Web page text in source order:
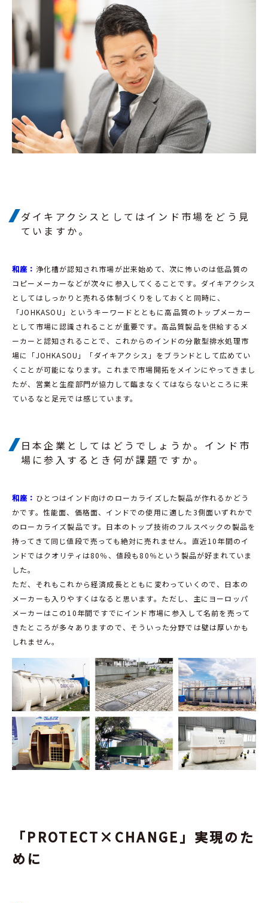
ダイキアクシスとしてはインド市場をどう見
ていますか。
和座： 浄化槽が認知され市場が出来始めて、次に怖いのは低品質の
コピーメーカーなどが次々に参入してくることです。ダイキアクシス
としてはしっかりと売れる体制づくりをしておくと同時に、
「JOHKASOU」というキーワードとともに高品質のトップメーカー
として市場に認識されることが重要です。高品質製品を供給するメ
ーカーと認知されることで、これからのインドの分散型排水処理市
場に「JOHKASOU」「ダイキアクシス」をブランドとして広めてい
くことが可能になります。これまで市場開拓をメインにやってきまし
たが、営業と生産部門が協力して臨まなくてはならないところに来
ているなと足元では感じています。
日本企業としてはどうでしょうか。インド市
場に参入するとき何が課題ですか。
和座： ひとつはインド向けのローカライズした製品が作れるかどう
かです。性能面、価格面、インドでの使用に適した3側面いずれかで
のローカライズ製品です。日本のトップ技術のフルスペックの製品を
持ってきて同じ値段で売っても絶対に売れません。直近10年間のイ
ンドではクオリティは80％、値段も80％という製品が好まれていま
した。
ただ、それもこれから経済成長とともに変わっていくので、日本の
メーカーも入りやすくはなると思います。ただし、主にヨーロッパ
メーカーはこの10年間ですでにインド市場に参入して名前を売って
きたところが多々ありますので、そういった分野では壁は厚いかも
しれません。
「PROTECT×CHANGE」実現のた
めに